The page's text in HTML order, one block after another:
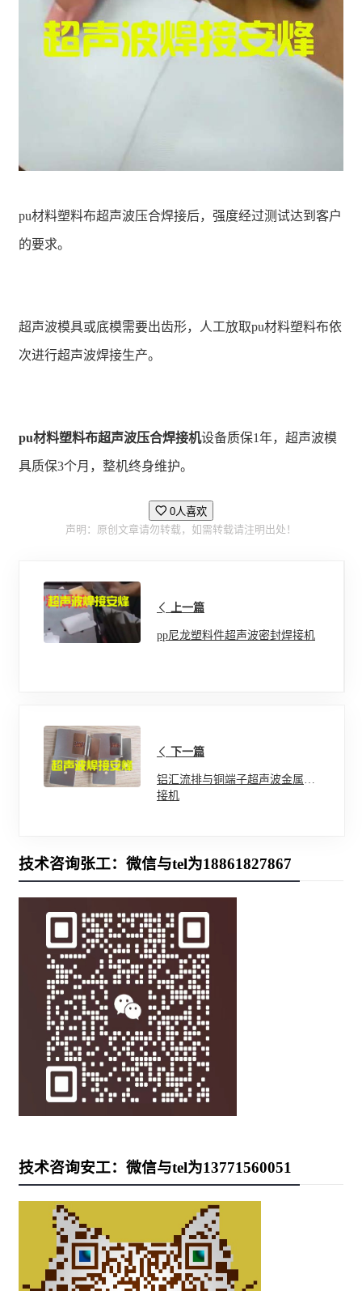
pu材料塑料布超声波压合焊接后，强度经过测试达到客户
的要求。
超声波模具或底模需要出齿形，人工放取pu材料塑料布依
次进行超声波焊接生产。
pu材料塑料布超声波压合焊接机设备质保1年，超声波模
具质保3个月，整机终身维护。
0人喜欢
声明：原创文章请勿转载，如需转载请注明出处！
上一篇
pp尼龙塑料件超声波密封焊接机
下一篇
铝汇流排与铜端子超声波金属焊
接机
技术咨询张工：微信与tel为18861827867
技术咨询安工：微信与tel为13771560051